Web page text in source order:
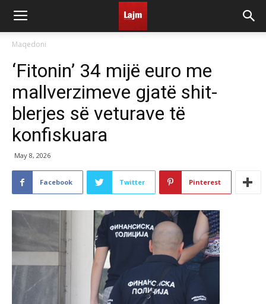
Maqedoni
‘Fitonin’ 34 mijë euro me
mallverzimeve gjatë shit-
blerjes së veturave të
konfiskuara
May 8, 2026
Facebook Twitter Pinterest